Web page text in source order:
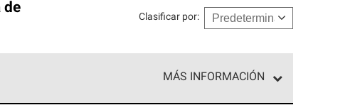
de
Clasificar por:
MÁS INFORMACIÓN